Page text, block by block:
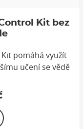
Kit bez
Kit pomáhá využít
učení se vědě